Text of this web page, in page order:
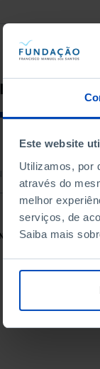
Este website
Utilizamos, por
através do
melhor
serviços, de
Saiba mais
a